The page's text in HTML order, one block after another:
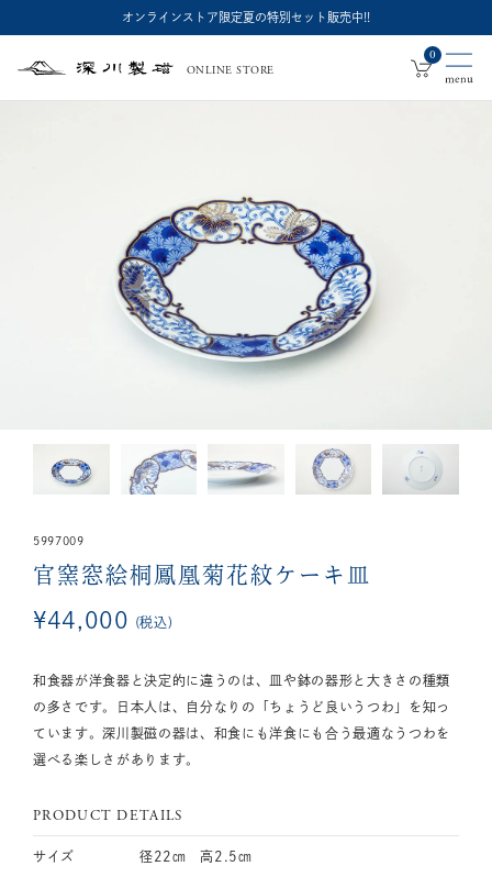
オンラインストア限定夏の特別セット販売中!!
深
ONLINE STORE
0
5997009
官窯窓絵桐鳳凰菊花紋ケーキ皿
¥44,000 税込
和食器が洋食器と決定的に違うのは、皿や鉢の器形と大きさの種類
の多さです。日本人は、自分なりの「ちょうど良いうつわ」を知っ
ています。深川製磁の器は、和食にも洋食にも合う最適なうつわを
選べる楽しさがあります。
PRODUCT DETAILS
サイズ 径22㎝ 高2.5㎝